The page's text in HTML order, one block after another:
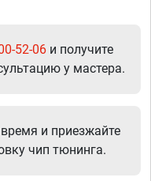
52-06 и получите
у мастера.
и приезжайте
чип тюнинга.